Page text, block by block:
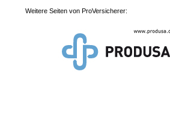
Weitere Seiten von ProVersicherer: